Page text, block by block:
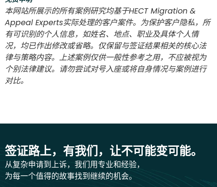
本网站所展示的所有案例研究均基于HECT Migration &
Appeal Experts实际处理的客户案件。为保护客户隐私，所
有可识别的个人信息，如姓名、地点、职业及具体个人情
况，均已作出修改或省略。仅保留与签证结果相关的核心法
律与策略内容。上述案例仅供一般性参考之用，不应被视为
个别法律建议。请勿尝试对号入座或将自身情况与案例进行
对比。
签证路上，有我们，让不可能变可能。
从复杂申请到上诉，我们用专业和经验，
为每一个值得的故事找到继续的机会。